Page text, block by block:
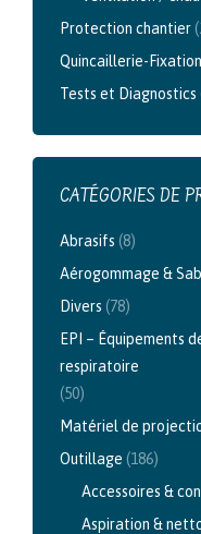
Protection chantier
Quincaillerie-
Tests et Diagnostics
CATÉGORIES DE
Abrasifs (8)
Aérogommage &
Divers (78)
EPI – Équipements
respiratoire
(50)
Matériel de
Outillage (186)
Accessoires &
Aspiration &